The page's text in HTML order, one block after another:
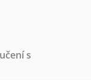
s